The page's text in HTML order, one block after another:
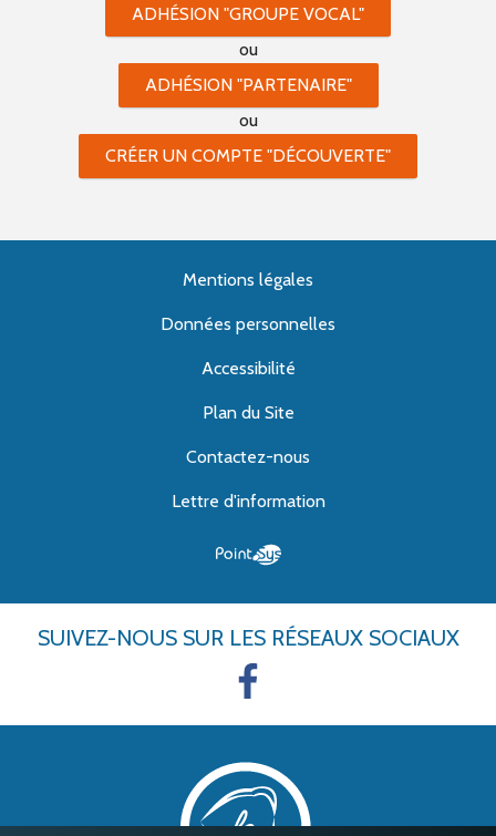
ADHÉSION "GROUPE VOCAL"
ou
ADHÉSION "PARTENAIRE"
ou
CRÉER UN COMPTE "DÉCOUVERTE"
Mentions légales
Données personnelles
Accessibilité
Plan du Site
Contactez-nous
Lettre d'information
SUIVEZ-NOUS SUR LES RÉSEAUX SOCIAUX